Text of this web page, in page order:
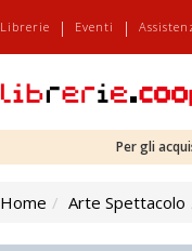
Librerie | Eventi |
Per gli
Home Arte Spettacolo